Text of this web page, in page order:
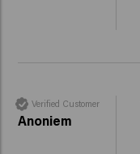
Verified Customer
Anoniem